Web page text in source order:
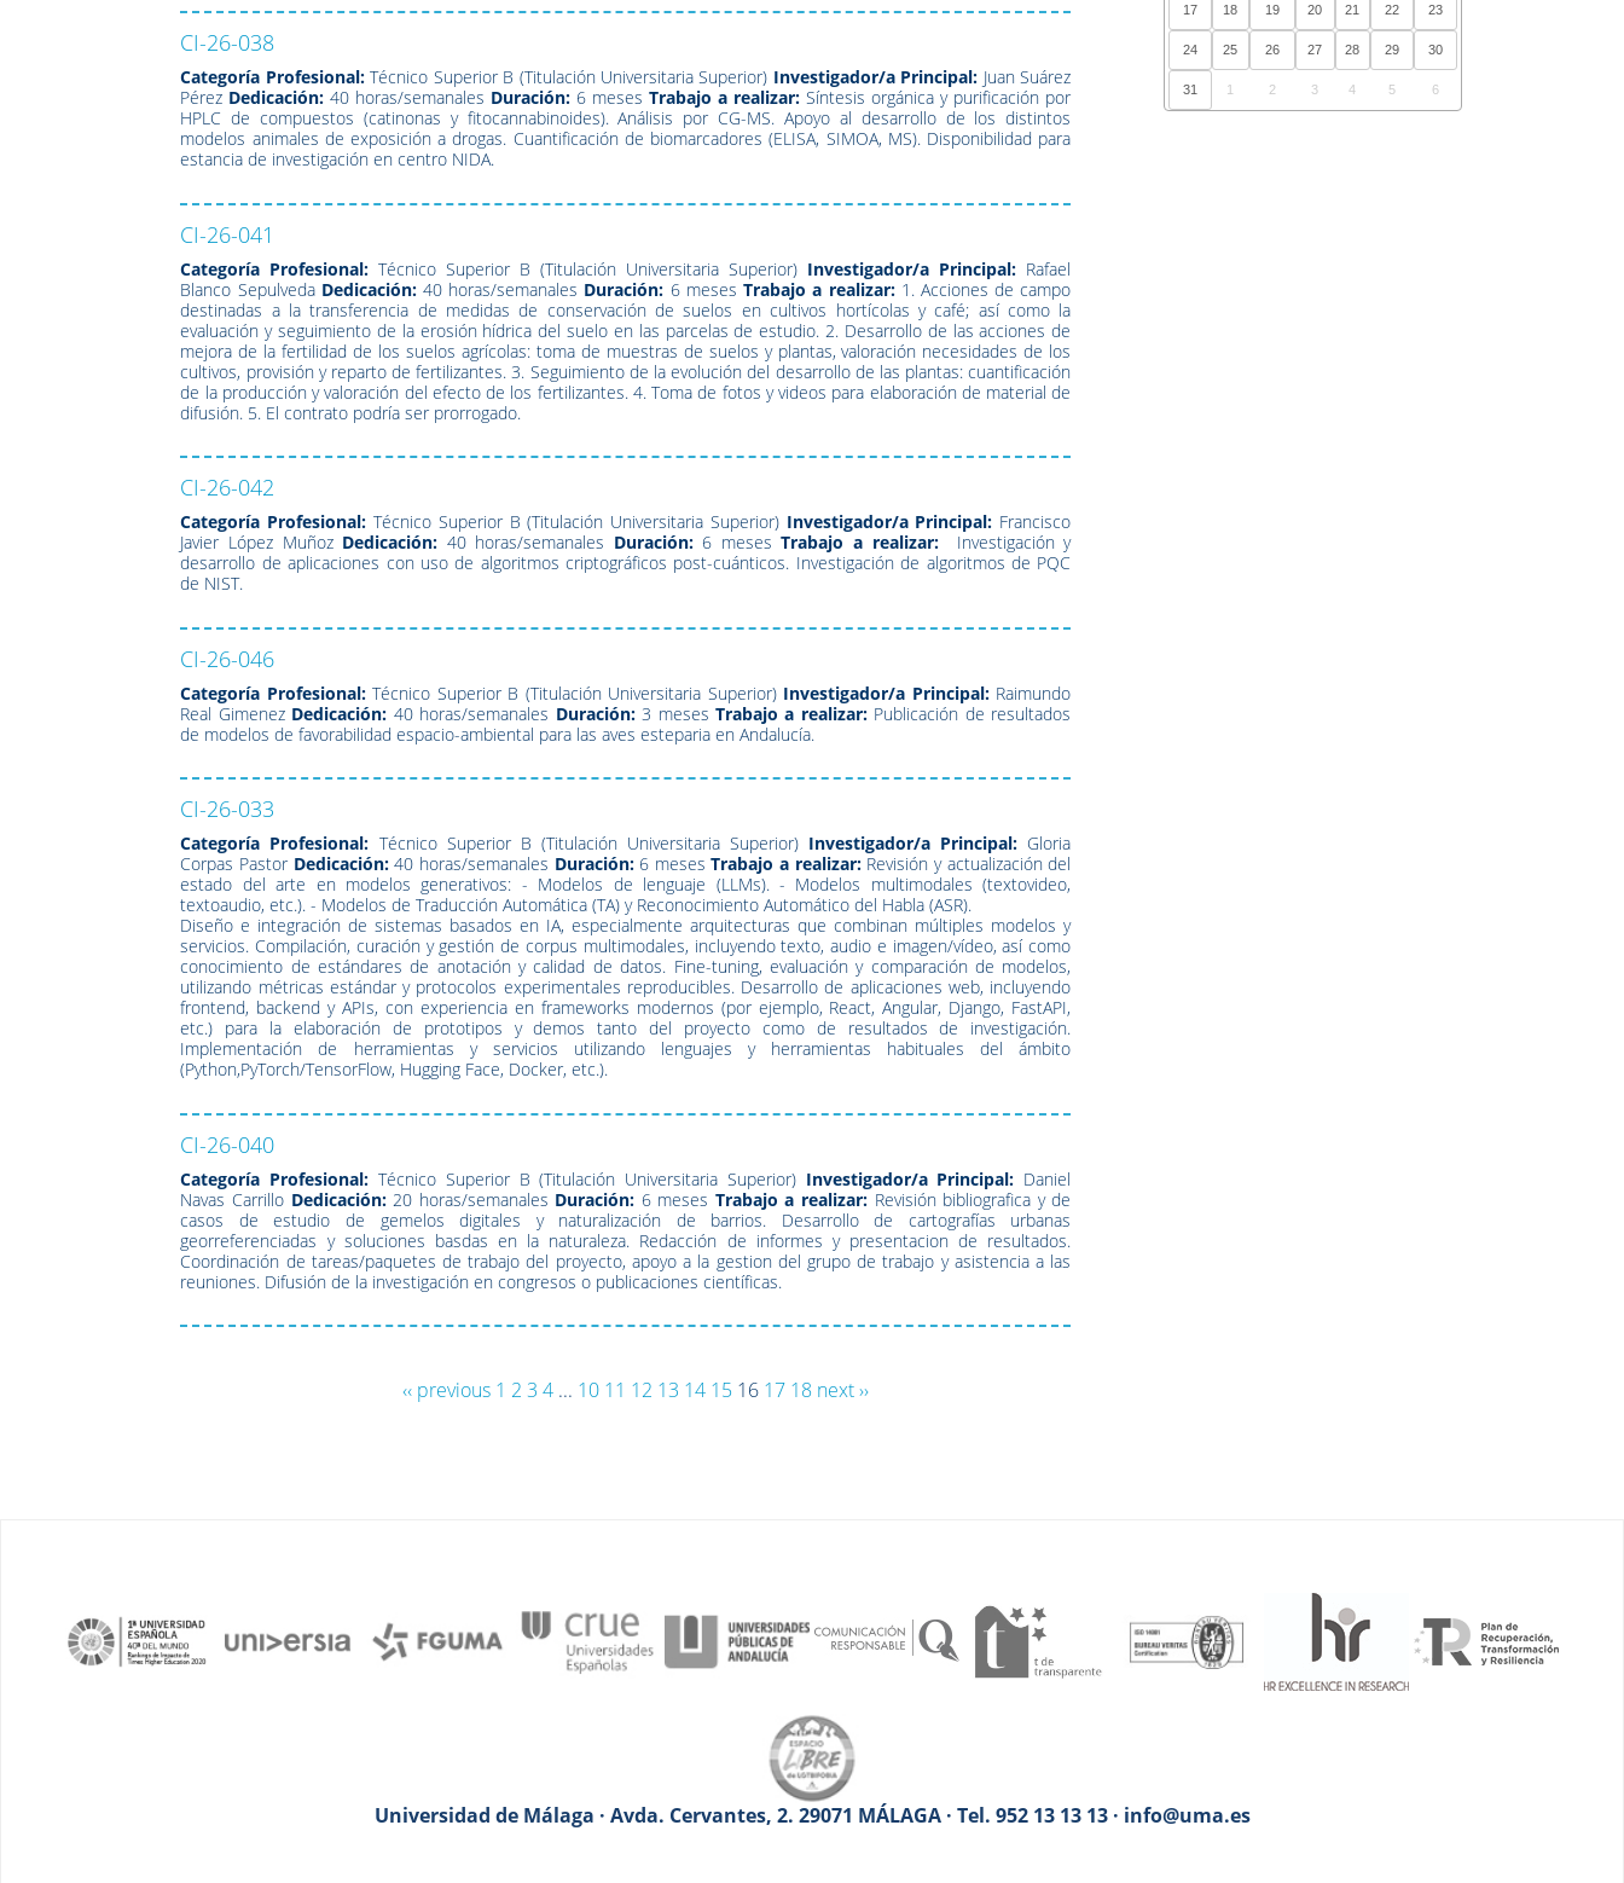
CI-26-038
Categoría Profesional:Técnico Superior B (Titulación Universitaria Superior) Investigador/a Principal: Juan Suárez
Pérez Dedicación:40 horas/semanales Duración: 6 mesesTrabajo a realizar:Síntesis orgánica y purificación por
HPLC de compuestos (catinonas y fitocannabinoides). Análisis por CG-MS. Apoyo al desarrollo de los distintos
modelos animales de exposición a drogas. Cuantificación de biomarcadores (ELISA, SIMOA, MS). Disponibilidad para
estancia de investigación en centro NIDA.
CI-26-041
Categoría Profesional:Técnico Superior B (Titulación Universitaria Superior) Investigador/a Principal: Rafael
Blanco Sepulveda Dedicación:40 horas/semanales Duración: 6 mesesTrabajo a realizar: 1. Acciones de campo
destinadas a la transferencia de medidas de conservación de suelos en cultivos hortícolas y café; así como la
evaluación y seguimiento de la erosión hídrica del suelo en las parcelas de estudio. 2. Desarrollo de las acciones de
mejora de la fertilidad de los suelos agrícolas: toma de muestras de suelos y plantas, valoración necesidades de los
cultivos, provisión y reparto de fertilizantes. 3. Seguimiento de la evolución del desarrollo de las plantas: cuantificación
de la producción y valoración del efecto de los fertilizantes. 4. Toma de fotos y videos para elaboración de material de
difusión. 5. El contrato podría ser prorrogado.
CI-26-042
Categoría Profesional: Técnico Superior B (Titulación Universitaria Superior) Investigador/a Principal: Francisco
Javier López Muñoz Dedicación: 40 horas/semanales Duración: 6 mesesTrabajo a realizar:
Investigación y
desarrollo de aplicaciones con uso de algoritmos criptográficos post-cuánticos. Investigación de algoritmos de PQC
de NIST.
CI-26-046
Categoría Profesional:Técnico Superior B (Titulación Universitaria Superior) Investigador/a Principal: Raimundo
Real Gimenez Dedicación: 40 horas/semanales Duración: 3 mesesTrabajo a realizar: Publicación de resultados
de modelos de favorabilidad espacio-ambiental para las aves esteparia en Andalucía.
CI-26-033
Categoría Profesional: Técnico Superior B (Titulación Universitaria Superior) Investigador/a Principal: Gloria
Corpas Pastor Dedicación:40 horas/semanales Duración: 6 mesesTrabajo a realizar: Revisión y actualización del
estado del arte en modelos generativos: - Modelos de lenguaje (LLMs). - Modelos multimodales (textovideo,
textoaudio, etc.). - Modelos de Traducción Automática (TA) y Reconocimiento Automático del Habla (ASR).
Diseño e integración de sistemas basados en IA, especialmente arquitecturas que combinan múltiples modelos y
servicios. Compilación, curación y gestión de corpus multimodales, incluyendo texto, audio e imagen/vídeo, así como
conocimiento de estándares de anotación y calidad de datos. Fine-tuning, evaluación y comparación de modelos,
utilizando métricas estándar y protocolos experimentales reproducibles. Desarrollo de aplicaciones web, incluyendo
frontend, backend y APIs, con experiencia en frameworks modernos (por ejemplo, React, Angular, Django, FastAPI,
etc.) para la elaboración de prototipos y demos tanto del proyecto como de resultados de investigación.
Implementación de herramientas y servicios utilizando lenguajes y herramientas habituales del ámbito
(Python,PyTorch/TensorFlow, Hugging Face, Docker, etc.).
CI-26-040
Categoría Profesional: Técnico Superior B (Titulación Universitaria Superior) Investigador/a Principal: Daniel
Navas Carrillo Dedicación:20 horas/semanales Duración: 6 meses Trabajo a realizar: Revisión bibliografica y de
casos de estudio de gemelos digitales y naturalización de barrios. Desarrollo de cartografías urbanas
georreferenciadas y soluciones basdas en la naturaleza. Redacción de informes y presentacion de resultados.
Coordinación de tareas/paquetes de trabajo del proyecto, apoyo a la gestion del grupo de trabajo y asistencia a las
reuniones. Difusión de la investigación en congresos o publicaciones científicas.
‹‹ previous 1 2 3 4... 10 11 12 13 14 15 16 17 18 next ››
17 18 19 20 21 22 23
24 25 26 27 28 29 30
31 1 2 3 4 5 6
Universidad de Málaga · Avda. Cervantes, 2. 29071 MÁLAGA · Tel. 952 13 13 13 · info@uma.es